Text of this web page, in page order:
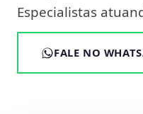
Especialistas
FALE NO